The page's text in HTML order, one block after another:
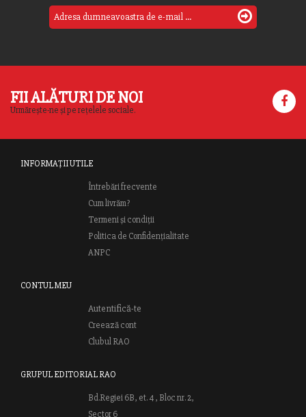
FII ALĂTURI DE NOI
Urmărește-ne și pe rețelele sociale.
INFORMAȚII UTILE
Întrebări frecvente
Cum livrăm?
Termeni și condiții
Politica de Confidențialitate
ANPC
CONTUL MEU
Autentifică-te
Creează cont
Clubul RAO
GRUPUL EDITORIAL RAO
Bd.Regiei 6B, et. 4 , Bloc nr. 2,
Sector 6